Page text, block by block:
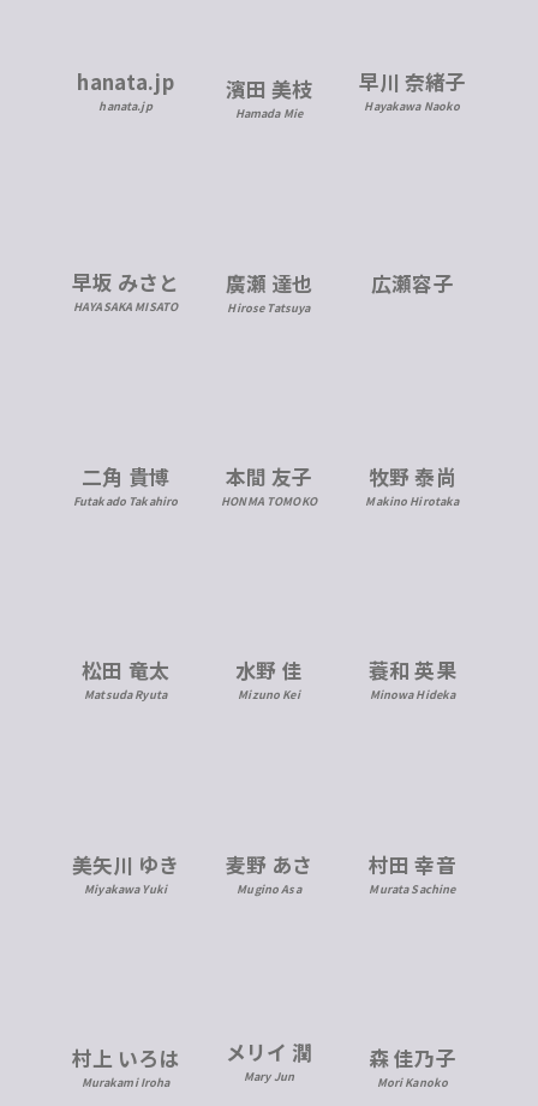
hanata.jp
hanata.jp
濱田 美枝
Hamada Mie
早川 奈緒子
Hayakawa Naoko
早坂 みさと
HAYASAKA MISATO
廣瀬 達也
Hirose Tatsuya
広瀬容子
二角 貴博
Futakado Takahiro
本間 友子
HONMA TOMOKO
牧野 泰尚
Makino Hirotaka
松田 竜太
Matsuda Ryuta
水野 佳
Mizuno Kei
蓑和 英果
Minowa Hideka
美矢川 ゆき
Miyakawa Yuki
麦野 あさ
Mugino Asa
村田 幸音
Murata Sachine
村上 いろは
Murakami Iroha
メリイ 潤
Mary Jun
森 佳乃子
Mori Kanoko